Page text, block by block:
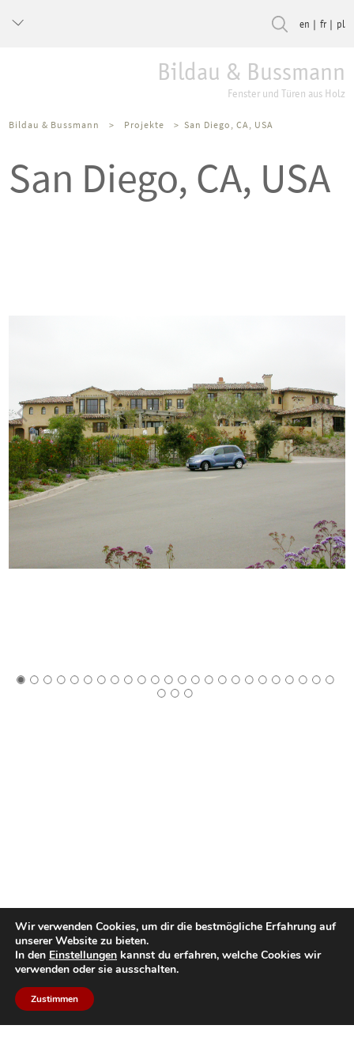
en fr pl
Bildau & Bussmann
Fenster und Türen aus Holz
Bildau & Bussmann > Projekte >San Diego, CA, USA
San Diego, CA, USA
Wir verwenden Cookies, um dir die bestmögliche Erfahrung auf
unserer Website zu bieten.
In den Einstellungen kannst du erfahren, welche Cookies wir
verwenden oder sie ausschalten.
Zustimmen